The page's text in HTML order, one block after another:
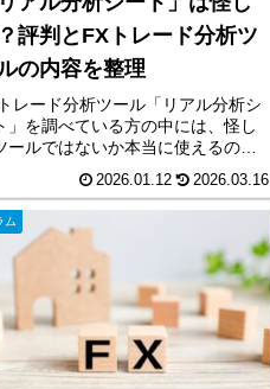
評判とFXトレード分析ツ
の内容を整理
レード分析ツール「リアル分析シ
」を調べている方の中には、怪し
ールではないか本当に使えるのか
方も多いと思います。ここでは、
レード分析ツールの内容を整理し
ます。ところで、FXを続けて...
2026.01.12 2026.03.16
ム